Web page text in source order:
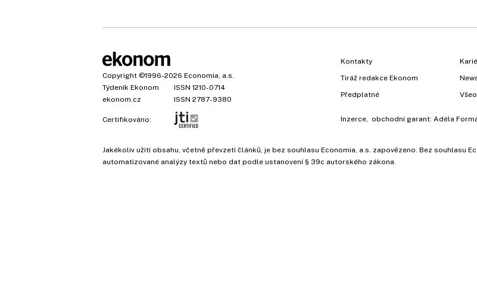
Copyright ©1996-2026 Economia, a.s.
Týdeník Ekonom
ISSN 1210-0714
ekonom.cz
ISSN 2787-9380
Certifikováno:
Kontakty
Tiráž redakce Ekonom
Předplatné
Inzerce , obchodní garant: Adéla
Jakékoliv užití obsahu, včetně převzetí článků, je bez souhlasu Economia, a.s. zapovězeno. Bez souhlasu
automatizované analýzy textů nebo dat podle ustanovení § 39c autorského zákona.